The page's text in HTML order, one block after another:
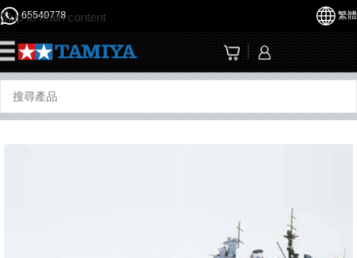
Skip to main content
65540778 繁體